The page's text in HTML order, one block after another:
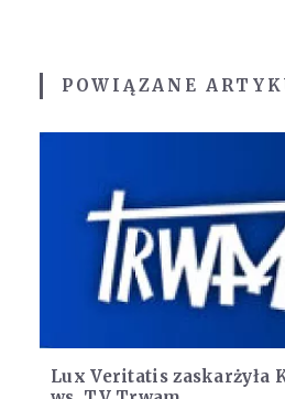
POWIĄZANE
Lux Veritatis zaskarżyła